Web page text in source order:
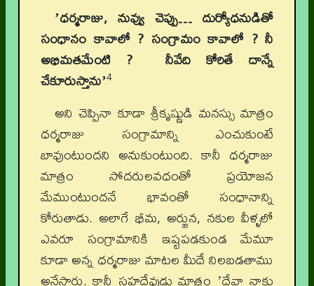
ʼధర్మరాజు, నువ్వు చెప్పు… దుర్యోధనుడితో
సంధానం కావాలో ? సంగ్రామం కావాలో ? నీ
అభిమతమేంటి ? నీవేది కోరితే దాన్నే
చేకూరుస్తానుʼ4
అని చెప్పినా కూడా శ్రీకృష్ణుడి మనస్సు మాత్రం
ధర్మరాజు సంగ్రామాన్ని ఎంచుకుంటే
బావుంటుందని అనుకుంటుంది. కానీ ధర్మరాజు
మాత్రం సోదరులవధంతో ప్రయోజన
మేముంటుందనే భావంతో సంధానాన్ని
కోరుతాడు. అలాగే భీమ, అర్జున, నకుల వీళ్ళలో
ఎవరూ సంగ్రామానికి ఇష్టపడకుండ మేమూ
కూడా అన్న ధర్మరాజు మాటల మీదే నిలబడతాము